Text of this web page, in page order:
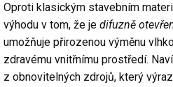
Oproti klasickým stavebním
výhodu v tom, že je difuzně
umožňuje přirozenou výměnu
zdravému vnitřnímu prostředí.
z obnovitelných zdrojů, který